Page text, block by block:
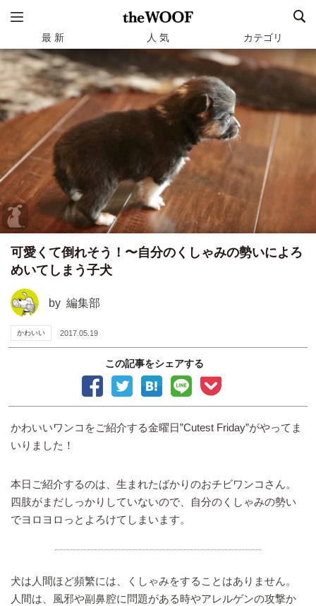
最 新 人 気 カテゴリ
可愛くて倒れそう！〜自分のくしゃみの勢いによろ
めいてしまう子犬
by 編集部
かわいい 2017.05.19
この記事をシェアする
かわいいワンコをご紹介する金曜日”Cutest Friday”がやってま
いりました！
本日ご紹介するのは、生まれたばかりのおチビワンコさん。
四肢がまだしっかりしていないので、自分のくしゃみの勢い
でヨロヨロっとよろけてしまいます。
犬は人間ほど頻繁には、くしゃみをすることはありません。
人間は、風邪や副鼻腔に問題がある時やアレルゲンの攻撃か